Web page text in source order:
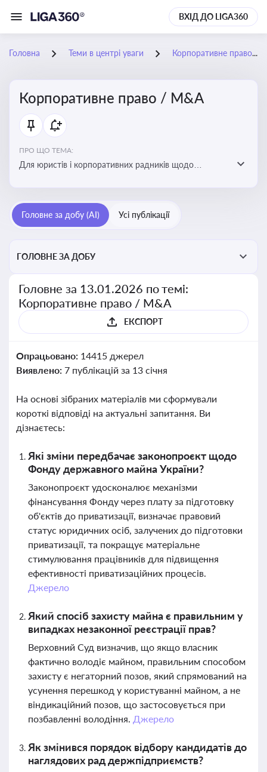
ВХІД ДО LIGA360
Головна Теми в центрі уваги Корпоративне право / M&A
Корпоративне право / M&A
ПРО ЩО ТЕМА:
Для юристів і корпоративних радників щодо
обов’язків мажоритарних і міноритарних акціонерів,
впливу змін у правовому полі на корпоративне
Головне за добу (AI) Усі публікації
ГОЛОВНЕ ЗА ДОБУ
Головне за 13.01.2026 по темі:
Корпоративне право / M&A
ЕКСПОРТ
Опрацьовано: 14415 джерел
Виявлено: 7 публікацій за 13 січня
На основі зібраних матеріалів ми сформували
короткі відповіді на актуальні запитання. Ви
дізнаєтесь:
Які зміни передбачає законопроєкт щодо
Фонду державного майна України?
Законопроєкт удосконалює механізми
фінансування Фонду через плату за підготовку
об'єктів до приватизації, визначає правовий
статус юридичних осіб, залучених до підготовки
приватизації, та покращує матеріальне
стимулювання працівників для підвищення
ефективності приватизаційних процесів.
Джерело
Який спосіб захисту майна є правильним у
випадках незаконної реєстрації прав?
Верховний Суд визначив, що якщо власник
фактично володіє майном, правильним способом
захисту є негаторний позов, який спрямований на
усунення перешкод у користуванні майном, а не
віндикаційний позов, що застосовується при
позбавленні володіння. Джерело
Як змінився порядок відбору кандидатів до
наглядових рад держпідприємств?